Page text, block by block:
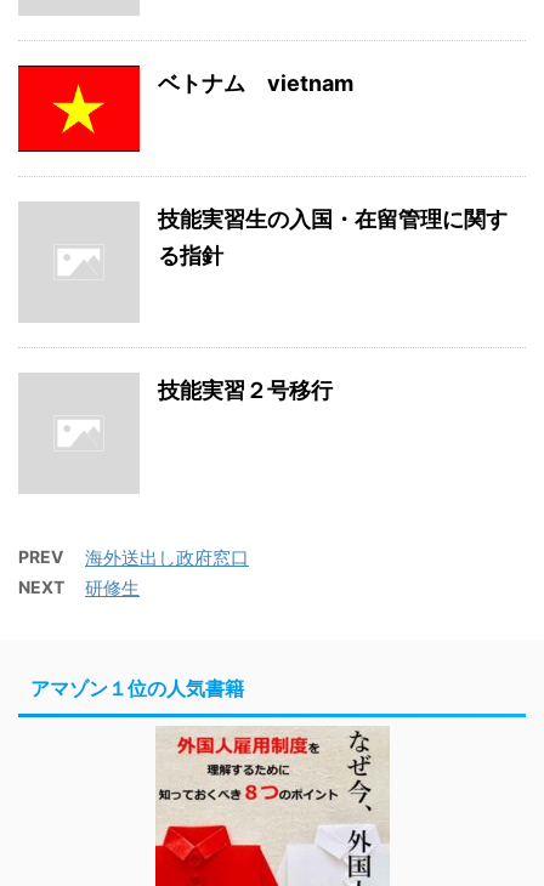
ベトナム vietnam
技能実習生の入国・在留管理に関す
る指針
技能実習２号移行
PREV 海外送出し政府窓口
NEXT 研修生
アマゾン１位の人気書籍